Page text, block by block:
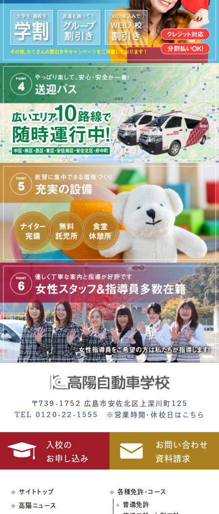
〒739-1752 広島市安佐北区上深川町125
TEL 0120-22-1555
※営業時間・休校日はこちら
入校の
お申し込み
お問い合わせ
資料請求
サイトトップ
高陽ニュース
各種免許・コース
普通免許